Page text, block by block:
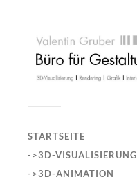
STARTSEITE
->3D-VISUALISIERUNG
->3D-ANIMATION